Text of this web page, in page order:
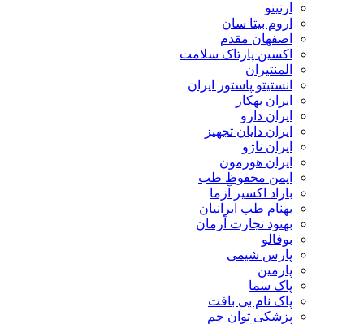
ارتینو
اروم بیتا سان
اصفهان مقدم
اکسین پارتاک سلامت
المنتیران
انستیتو پاستور ایران
ایران بهکار
ایران دارو
ایران دایان تجهیز
ایران ناژو
ایران هورمون
ایمن محفوظ طب
باراد اکسیر آزما
بهنام طب ایرانیان
بهنود تجارت آرمان
بوفالو
پارس شیمی
پارمین
پاک سما
پاک نام بی بافت
پزشکی توان جم